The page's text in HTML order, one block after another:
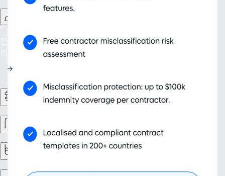
안심할 수 있는 고용: 200개가 넘는 국가 및 지역에서 오분류
리스크를 방지하세요.
HR 워크플로
인력 관리